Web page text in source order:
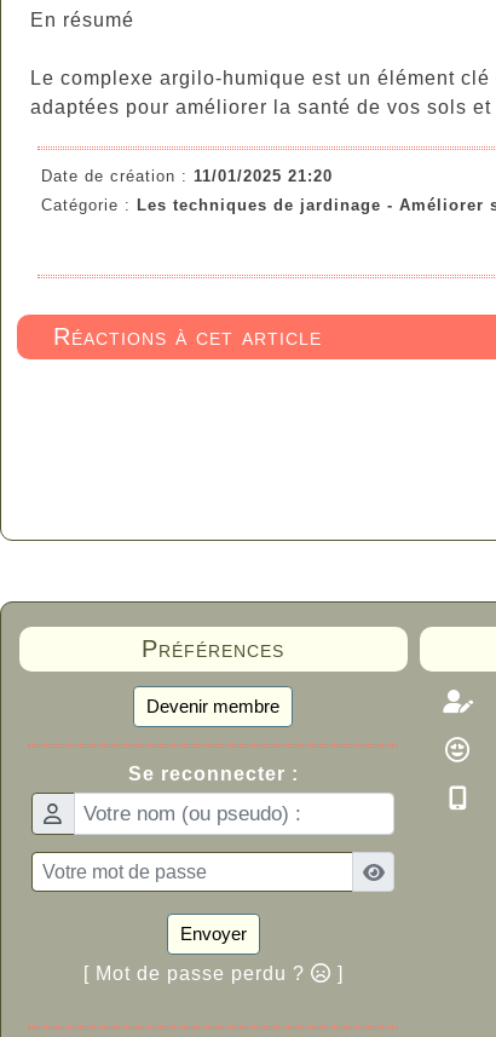
En résumé
Le complexe argilo-humique est un élément
adaptées pour améliorer la santé de vos sols
Date de création : 11/01/2025 21:20
Catégorie : Les techniques de jardinage - Améliorer
Réactions à cet article
Préférences
Devenir membre
Se reconnecter :
Envoyer
[ Mot de passe perdu ?
]